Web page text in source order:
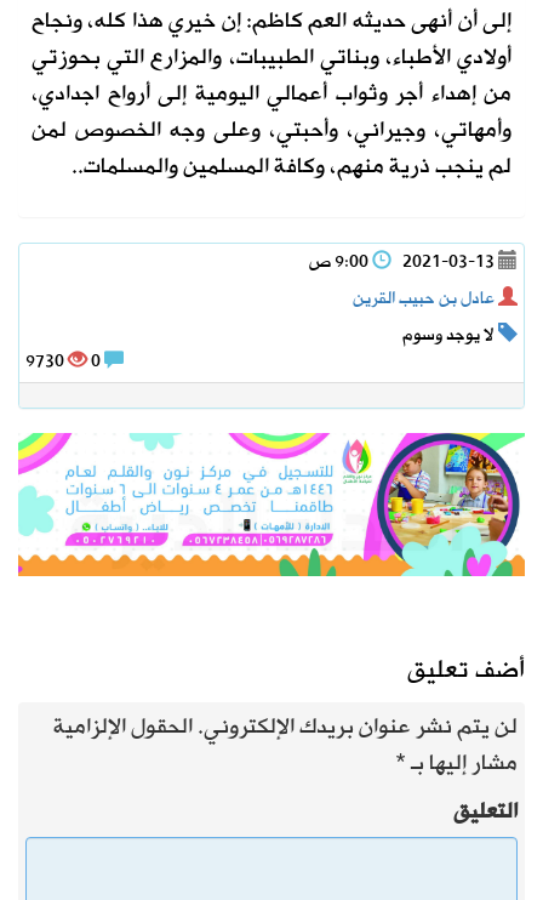
إلى أن أنهى حديثه العم كاظم: إن خيري هذا كله، ونجاح
أولادي الأطباء، وبناتي الطبيبات، والمزارع التي بحوزتي
من إهداء أجر وثواب أعمالي اليومية إلى أرواح اجدادي،
وأمهاتي، وجيراني، وأحبتي، وعلى وجه الخصوص لمن
لم ينجب ذرية منهم، وكافة المسلمين والمسلمات..
2021-03-13
عادل بن حبيب القرين
لا يوجد وسوم
9730
أضف تعليق
لن يتم نشر عنوان بريدك الإلكتروني.الحقول الإلزامية
مشار إليها بـ*
التعليق